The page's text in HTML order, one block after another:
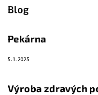
Blog
Pekárna
5.1.2025
Výroba zdravých